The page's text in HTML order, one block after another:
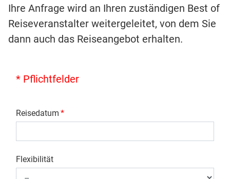
Ihre Anfrage wird an Ihren zuständigen Best of
Reiseveranstalter weitergeleitet, von dem Sie
dann auch das Reiseangebot erhalten.
* Pflichtfelder
Reisedatum *
Flexibilität